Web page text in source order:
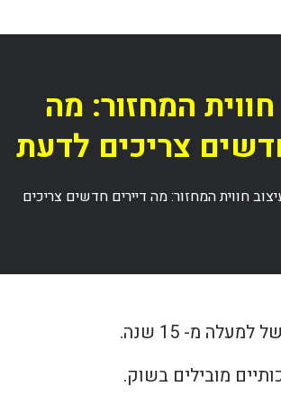
המחזור: מה
צריכים לדעת
חווית המחזור: מה דיירים חדשים צריכים
מ- 15 שנה.
מובילים בשוק.